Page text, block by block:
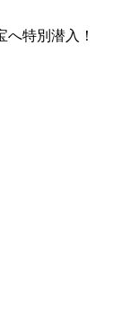
特別潜入！